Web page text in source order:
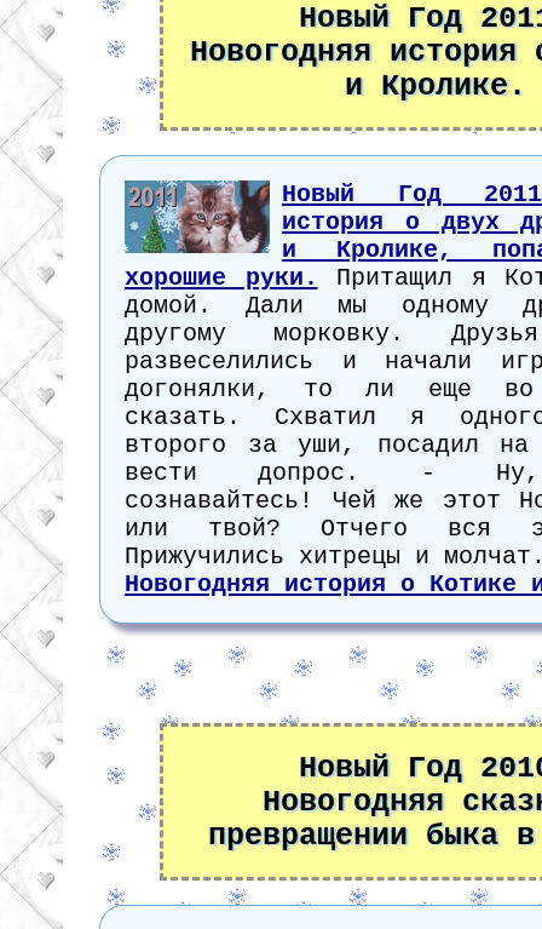
Новый Год
Новогодняя история
и Кролике.
Новый Год
история о двух
и Кролике,
хорошие руки.
Притащил я
домой. Дали мы одному
другому морковку.
развеселились и начали
догонялки, то ли еще
сказать. Схватил я
второго за уши, посадил на
вести допрос. - Ну,
сознавайтесь! Чей же этот
или твой? Отчего вся
Прижучились хитрецы и
Новогодняя история о Котике
Новый Год
Новогодняя
превращении быка